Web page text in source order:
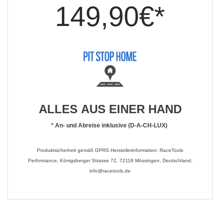
149,90€*
ALLES AUS EINER HAND
* An- und Abreise inklusive (D-A-CH-LUX)
Produktsicherheit gemäß GPRS Herstellerinformation: RaceTools
Performance, Königsberger Strasse 72, 72116 Mössingen, Deutschland,
info@racetools.de